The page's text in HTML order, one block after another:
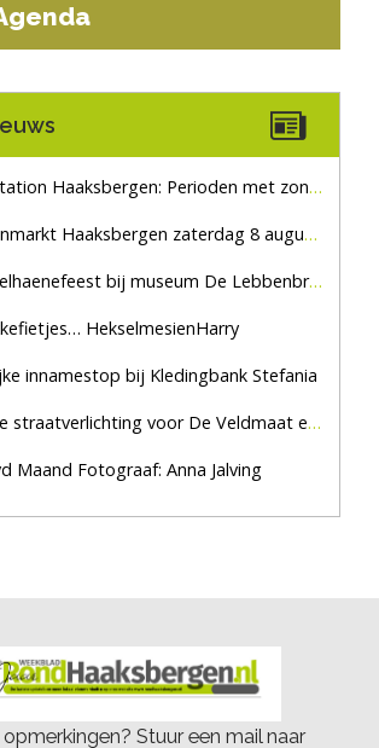
Haaksbergen: Perioden met zon en droog
Haaksbergen zaterdag 8 augustus, marktplein Haaksbergen
bij museum De Lebbenbrugge
HekselmesienHarry
innamestop bij Kledingbank Stefania
voor De Veldmaat en De Pas
Maand Fotograaf: Anna Jalving
Stuur een mail naar